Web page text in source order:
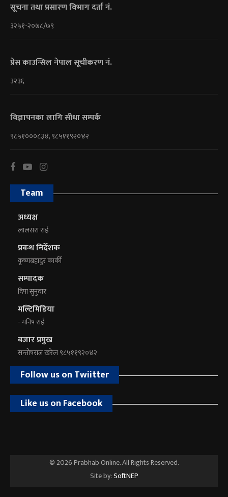
सूचना तथा प्रसारण विभाग दर्ता नं.
३२५१-२०७८/७९
प्रेस काउन्सिल नेपाल सूचीकरण नं.
३२३६
विज्ञापनका लागि सीधा सम्पर्क
९८५१०००८३४, ९८५११९२०४२
Team
अध्यक्ष
लालसरा राई
प्रबन्ध निर्देशक
कृष्णबहादुर कार्की
सम्पादक
दिपा सुनुवार
मल्टिमिडिया
- मनिष राई
बजार प्रमुख
सन्तोषराज खरेल ९८५११९२०४२
Follow us on Twiitter
Like us on Facebook
© 2026 Prabhab Online. All Rights Reserved.
Site by:SoftNEP